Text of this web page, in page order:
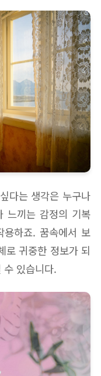
다는 생각은 누구나
느끼는 감정의 기복
하죠. 꿈속에서 보
로 귀중한 정보가 되
있습니다.